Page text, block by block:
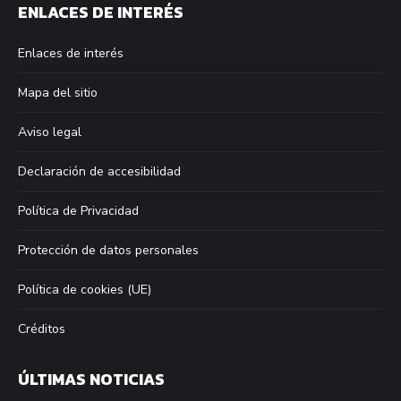
opens
new
window
opens
new
window
opens
new
window
opens
new
ENLACES DE INTERÉS
Enlaces de interés
Mapa del sitio
Aviso legal
Declaración de accesibilidad
Política de Privacidad
Protección de datos personales
Política de cookies (UE)
Créditos
ÚLTIMAS NOTICIAS